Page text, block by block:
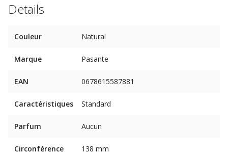
Details
Couleur Natural
Marque Pasante
EAN 0678615587881
Caractéristiques Standard
Parfum Aucun
Circonférence 138 mm